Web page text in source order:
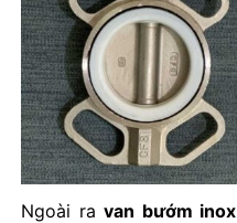
Ngoài ravan bướm inox